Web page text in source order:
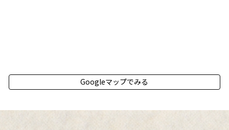
Googleマップでみる